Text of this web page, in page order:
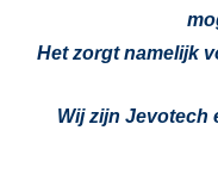
Het zorgt namelijk
Wij zijn Jevotech